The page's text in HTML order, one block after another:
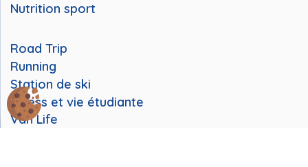
Nutrition sport
Road Trip
Running
Station de ski
Stress et vie étudiante
Van Life